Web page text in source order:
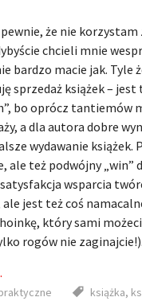
że nie
chcieli mnie
bardzo macie jak. Tyle
sprzedaż książek – jest
bo oprócz tantiemów
a dla autora dobre
wydawanie książek.
ale też podwójny „win”
wsparcia
jest też coś
który sami
rogów nie zaginajcie!).
książka,